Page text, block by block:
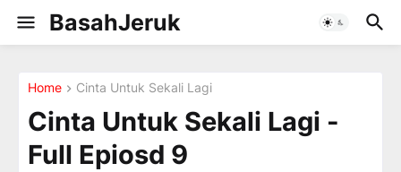
BasahJeruk
Home Cinta Untuk Sekali Lagi
Cinta Untuk Sekali Lagi -
Full Epiosd 9